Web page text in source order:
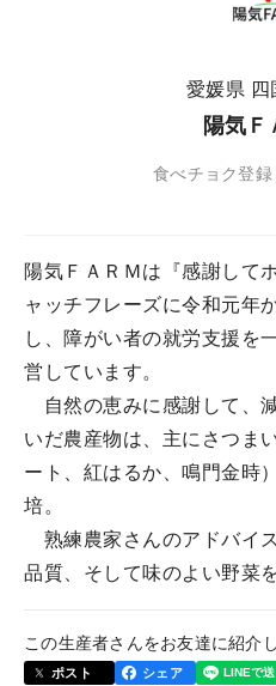
愛媛県 四
陽気Ｆ
食べチョク登
陽気ＦＡＲＭは『感謝して
ャッチフレーズに令和元年
し、障がい者の就労支援を
営しています。
自然の恵みに感謝して、
いだ農産物は、主にさつま
ート、紅はるか、鳴門金時
培。
熟練農家さんのアドバイ
品質、そして味のよい野菜
この生産者さんをお友達に紹介
ポスト シェア